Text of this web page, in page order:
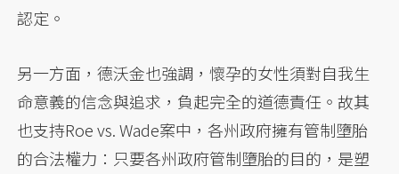
認定。
另一方面，德沃金也強調，懷孕的女性須對自我生
命意義的信念與追求，負起完全的道德責任。故其
也支持Roe vs. Wade案中，各州政府擁有管制墮胎
的合法權力：只要各州政府管制墮胎的目的，是塑